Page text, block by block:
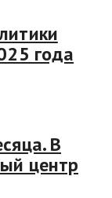
года
В
центр